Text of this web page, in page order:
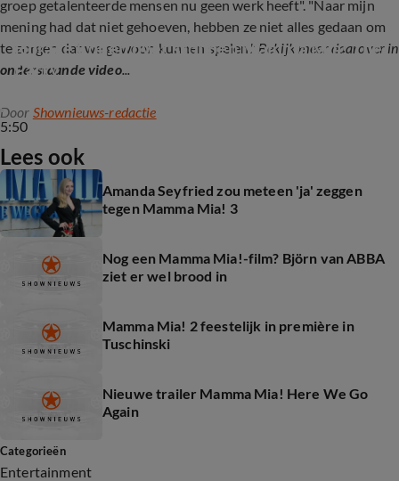
groep getalenteerde mensen nu geen werk heeft". "Naar mijn
mening had dat niet gehoeven, hebben ze niet alles gedaan om
te zorgen dat we gewoon kunnen spelen." Bekijk meer daarover in
onderstaande video...
5:50
Horace Cohen over stoppen Mamma Mia! The
Party
Door Shownieuws-redactie
Lees ook
Amanda Seyfried zou meteen 'ja' zeggen
tegen Mamma Mia! 3
Nog een Mamma Mia!-film? Björn van ABBA
ziet er wel brood in
Mamma Mia! 2 feestelijk in première in
Tuschinski
Nieuwe trailer Mamma Mia! Here We Go
Again
Categorieën
Entertainment